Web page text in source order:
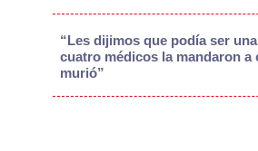
“Les dijimos que podía ser
cuatro médicos la mandaron a
murió”